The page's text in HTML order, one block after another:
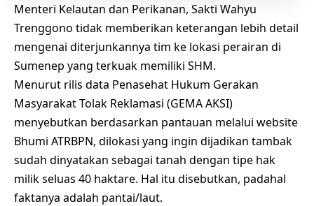
Menteri Kelautan dan Perikanan, Sakti Wahyu
Trenggono tidak memberikan keterangan lebih detail
mengenai diterjunkannya tim ke lokasi perairan di
Sumenep yang terkuak memiliki SHM.
Menurut rilis data Penasehat Hukum Gerakan
Masyarakat Tolak Reklamasi (GEMA AKSI)
menyebutkan berdasarkan pantauan melalui website
Bhumi ATRBPN, dilokasi yang ingin dijadikan tambak
sudah dinyatakan sebagai tanah dengan tipe hak
milik seluas 40 haktare. Hal itu disebutkan, padahal
faktanya adalah pantai/laut.